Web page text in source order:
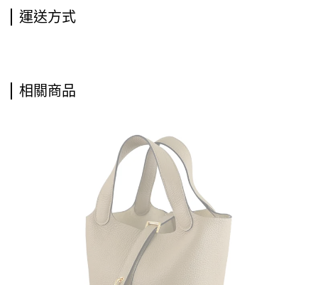
運送方式
相關商品